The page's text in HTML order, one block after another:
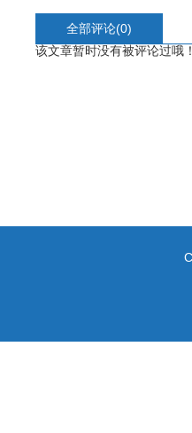
全部评论(0)
该文章暂时没有被评论过哦！